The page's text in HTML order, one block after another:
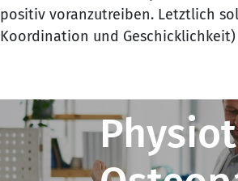
positiv voranzutreiben. Letztlich
Koordination und